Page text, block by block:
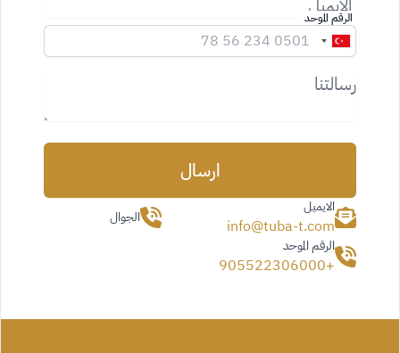
الرقم الموحد
ارسال
الايميل
info@tuba-t.com
الجوال
الرقم الموحد
+905522306000